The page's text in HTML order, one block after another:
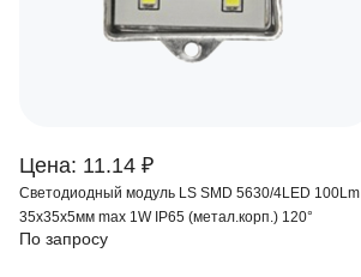
Цена: 11.14 ₽
Светодиодный модуль LS SMD 5630/4LED 100Lm
35х35х5мм max 1W IP65 (метал.корп.) 120°
По запросу